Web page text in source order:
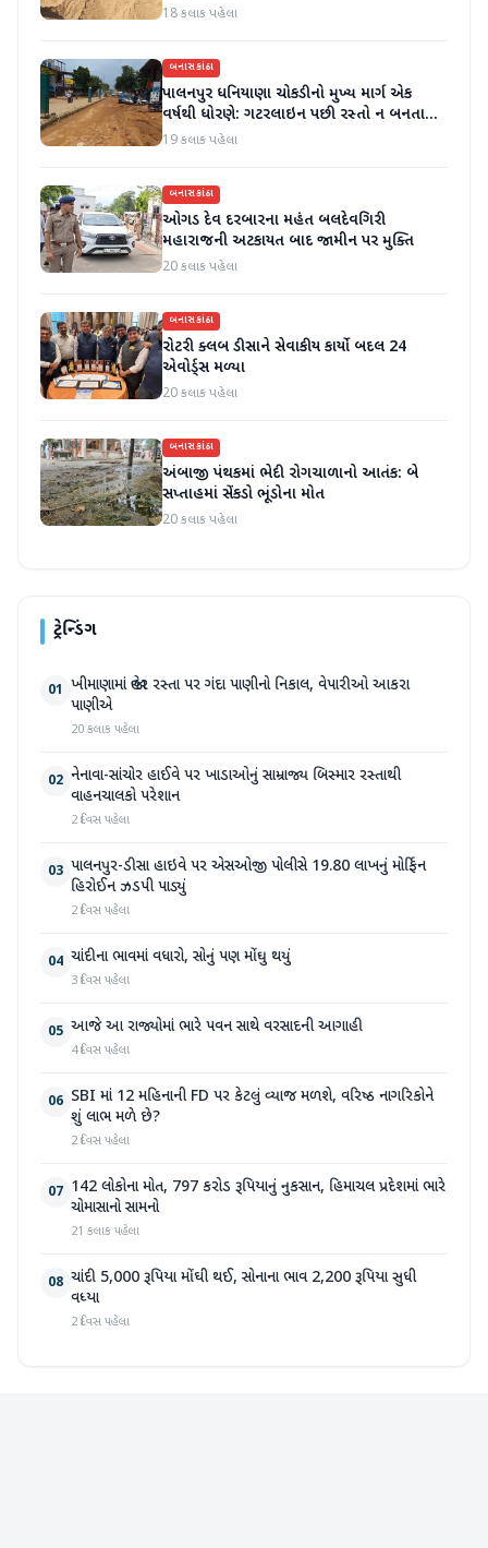
18 કલાક પહેલા
બનાસકાંઠા
પાલનપુર ધનિયાણા ચોકડીનો મુખ્ય માર્ગ એક
વર્ષથી ધોરણે: ગટરલાઇન પછી રસ્તો ન બનતા
હાલાકી
19 કલાક પહેલા
બનાસકાંઠા
ઓગડ દેવ દરબારના મહંત બલદેવગિરી
મહારાજની અટકાયત બાદ જામીન પર મુક્તિ
20 કલાક પહેલા
બનાસકાંઠા
રોટરી ક્લબ ડીસાને સેવાકીય કાર્યો બદલ 24
એવોર્ડ્સ મળ્યા
20 કલાક પહેલા
બનાસકાંઠા
અંબાજી પંથકમાં ભેદી રોગચાળાનો આતંક: બે
સપ્તાહમાં સેંકડો ભૂંડોના મોત
20 કલાક પહેલા
ટ્રેન્ડિંગ
01 ખીમાણામાં જાહેર રસ્તા પર ગંદા પાણીનો નિકાલ, વેપારીઓ આકરા
પાણીએ
20 કલાક પહેલા
02 નેનાવા-સાંચોર હાઈવે પર ખાડાઓનું સામ્રાજ્ય બિસ્માર રસ્તાથી
વાહનચાલકો પરેશાન
2 દિવસ પહેલા
03 પાલનપુર-ડીસા હાઇવે પર એસઓજી પોલીસે 19.80 લાખનું મોર્ફિન
હિરોઈન ઝડપી પાડ્યું
2 દિવસ પહેલા
04 ચાંદીના ભાવમાં વધારો, સોનું પણ મોંઘુ થયું
3 દિવસ પહેલા
05 આજે આ રાજ્યોમાં ભારે પવન સાથે વરસાદની આગાહી
4 દિવસ પહેલા
06 SBI માં 12 મહિનાની FD પર કેટલું વ્યાજ મળશે, વરિષ્ઠ નાગરિકોને
શું લાભ મળે છે?
2 દિવસ પહેલા
07 142 લોકોના મોત, 797 કરોડ રૂપિયાનું નુકસાન, હિમાચલ પ્રદેશમાં ભારે
ચોમાસાનો સામનો
21 કલાક પહેલા
08 ચાંદી 5,000 રૂપિયા મોંઘી થઈ, સોનાના ભાવ 2,200 રૂપિયા સુધી
વધ્યા
2 દિવસ પહેલા